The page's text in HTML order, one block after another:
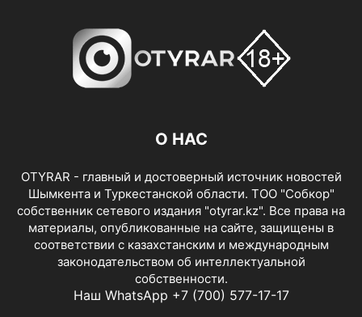
О НАС
OTYRAR - главный и достоверный источник новостей
Шымкента и Туркестанской области. ТОО "Собкор"
собственник сетевого издания "otyrar.kz". Все права на
материалы, опубликованные на сайте, защищены в
соответствии с казахстанским и международным
законодательством об интеллектуальной
собственности.
Наш WhatsApp +7 (700) 577-17-17